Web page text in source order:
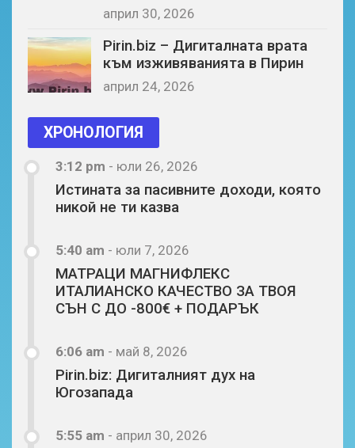
април 30, 2026
Pirin.biz – Дигиталната врата
към изживяванията в Пирин
април 24, 2026
ХРОНОЛОГИЯ
3:12 pm - юли 26, 2026
Истината за пасивните доходи, която
никой не ти казва
5:40 am - юли 7, 2026
МАТРАЦИ МАГНИФЛЕКС
ИТАЛИАНСКО КАЧЕСТВО ЗА ТВОЯ
СЪН С ДО -800€ + ПОДАРЪК
6:06 am - май 8, 2026
Pirin.biz: Дигиталният дух на
Югозапада
5:55 am - април 30, 2026